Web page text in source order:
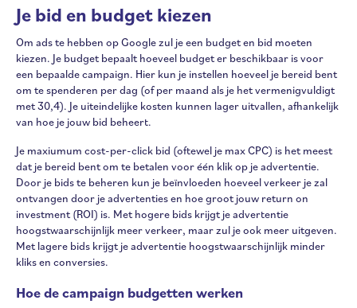
Je bid en budget kiezen
Om ads te hebben op Google zul je een budget en bid moeten
kiezen. Je budget bepaalt hoeveel budget er beschikbaar is voor
een bepaalde campaign. Hier kun je instellen hoeveel je bereid bent
om te spenderen per dag (of per maand als je het vermenigvuldigt
met 30,4). Je uiteindelijke kosten kunnen lager uitvallen, afhankelijk
van hoe je jouw bid beheert.
Je maxiumum cost-per-click bid (oftewel je max CPC) is het meest
dat je bereid bent om te betalen voor één klik op je advertentie.
Door je bids te beheren kun je beïnvloeden hoeveel verkeer je zal
ontvangen door je advertenties en hoe groot jouw return on
investment (ROI) is. Met hogere bids krijgt je advertentie
hoogstwaarschijnlijk meer verkeer, maar zul je ook meer uitgeven.
Met lagere bids krijgt je advertentie hoogstwaarschijnlijk minder
kliks en conversies.
Hoe de campaign budgetten werken